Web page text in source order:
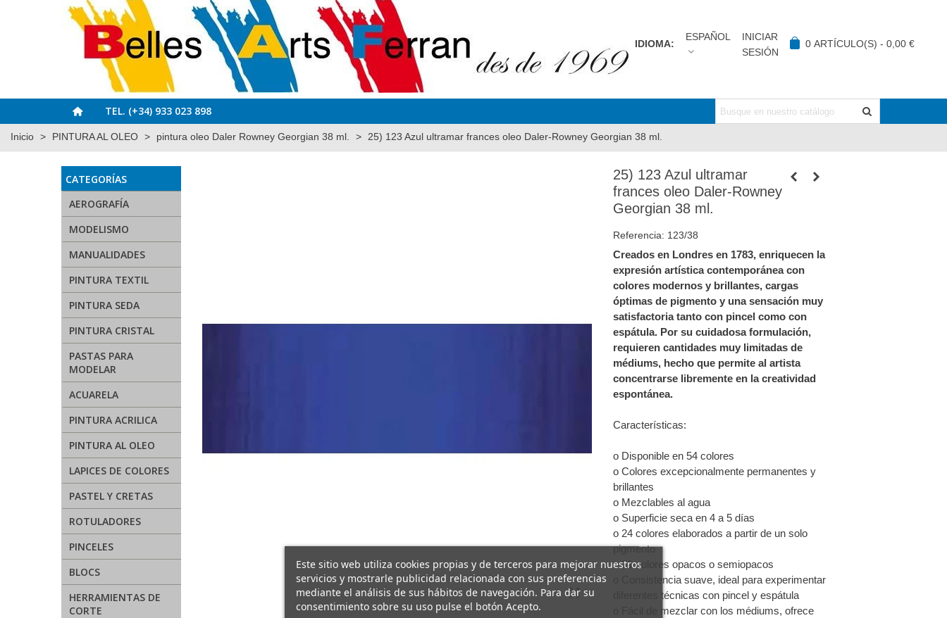
IDIOMA:
ESPAÑOL
INICIAR
SESIÓN
0 ARTÍCULO(S) - 0,00 €
TEL. (+34) 933 023 898
Inicio > PINTURA AL OLEO > pintura oleo Daler Rowney Georgian 38 ml. > 25) 123 Azul ultramar frances oleo Daler-Rowney Georgian 38 ml.
CATEGORÍAS
AEROGRAFÍA
MODELISMO
MANUALIDADES
PINTURA TEXTIL
PINTURA SEDA
PINTURA CRISTAL
PASTAS PARA
MODELAR
ACUARELA
PINTURA ACRILICA
PINTURA AL OLEO
LAPICES DE COLORES
PASTEL Y CRETAS
ROTULADORES
PINCELES
BLOCS
HERRAMIENTAS DE
CORTE
25) 123 Azul ultramar
frances oleo Daler-Rowney
Georgian 38 ml.
Referencia: 123/38
Creados en Londres en 1783, enriquecen la
expresión artística contemporánea con
colores modernos y brillantes, cargas
óptimas de pigmento y una sensación muy
satisfactoria tanto con pincel como con
espátula. Por su cuidadosa formulación,
requieren cantidades muy limitadas de
médiums, hecho que permite al artista
concentrarse libremente en la creatividad
espontánea.
Características:
o Disponible en 54 colores
o Colores excepcionalmente permanentes y
brillantes
o Mezclables al agua
o Superficie seca en 4 a 5 días
o 24 colores elaborados a partir de un solo
pigmento
o 31 colores opacos o semi­opacos
o Consistencia suave, ideal para experimentar
diferentes técnicas con pincel y espátula
o Fácil de mezclar con los médiums, ofrece
Este sitio web utiliza cookies propias y de terceros para mejorar nuestros
servicios y mostrarle publicidad relacionada con sus preferencias
mediante el análisis de sus hábitos de navegación. Para dar su
consentimiento sobre su uso pulse el botón Acepto.